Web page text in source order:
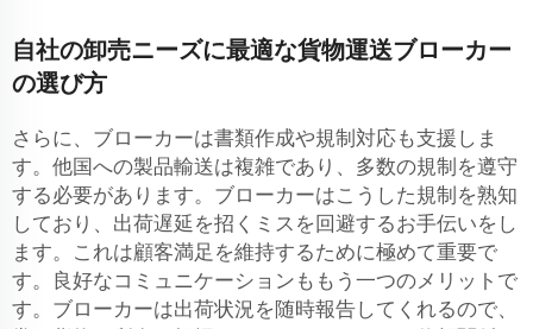
自社の卸売ニーズに最適な貨物運送ブローカー
の選び方
さらに、ブローカーは書類作成や規制対応も支援しま
す。他国への製品輸送は複雑であり、多数の規制を遵守
する必要があります。ブローカーはこうした規制を熟知
しており、出荷遅延を招くミスを回避するお手伝いをし
ます。これは顧客満足を維持するために極めて重要で
す。良好なコミュニケーションももう一つのメリットで
す。ブローカーは出荷状況を随時報告してくれるので、